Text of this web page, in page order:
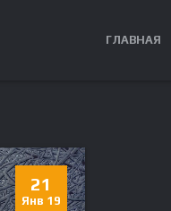
ГЛАВНАЯ
21
Янв 19